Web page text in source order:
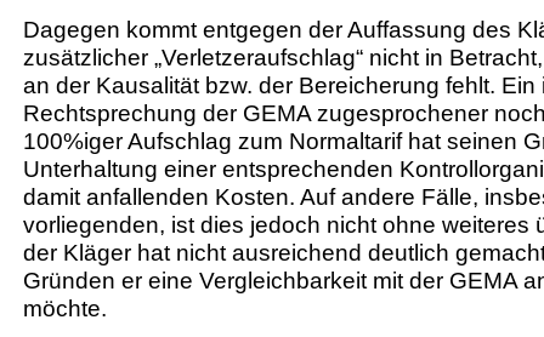
Dagegen kommt entgegen der Auffassung des
zusätzlicher „Verletzeraufschlag“ nicht in
an der Kausalität bzw. der Bereicherung fehlt. Ein
Rechtsprechung der GEMA zugesprochener
100%iger Aufschlag zum Normaltarif hat seinen
Unterhaltung einer entsprechenden
damit anfallenden Kosten. Auf andere Fälle,
vorliegenden, ist dies jedoch nicht ohne weiteres
der Kläger hat nicht ausreichend deutlich
Gründen er eine Vergleichbarkeit mit der GEMA
möchte.